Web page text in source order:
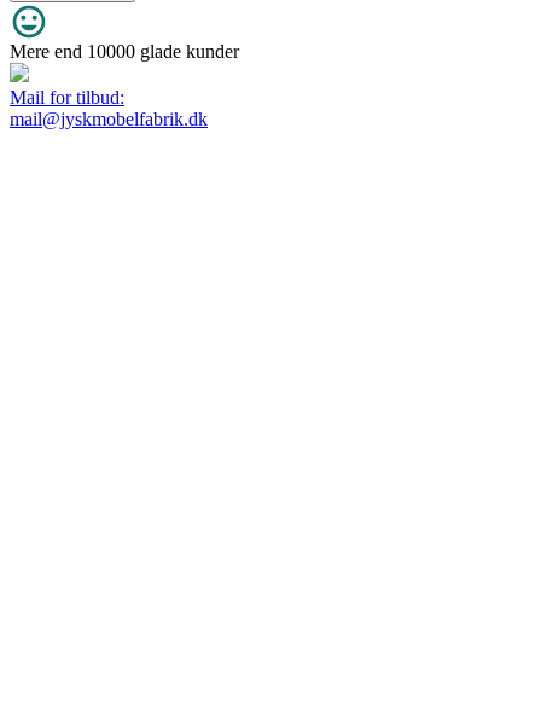
Mere end 10000 glade kunder
Mail for tilbud:
mail@jyskmobelfabrik.dk